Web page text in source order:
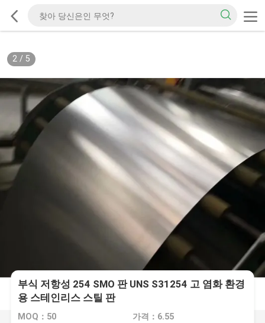
2/ 5
부식 저항성 254 SMO 판 UNS S31254 고 염화 환경
용 스테인리스 스틸 판
MOQ：50 가격：6.55